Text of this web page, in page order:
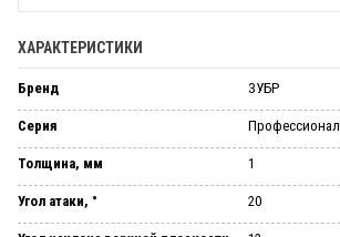
ХАРАКТЕРИСТИКИ
Бренд ЗУБР
Серия Профессионал
Толщина, мм 1
Угол атаки, ° 20